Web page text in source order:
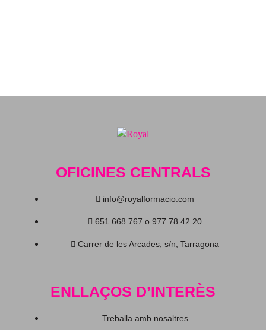
OFICINES CENTRALS
info@royalformacio.com
651 668 767 o 977 78 42 20
Carrer de les Arcades, s/n, Tarragona
ENLLAÇOS D’INTERÈS
Treballa amb nosaltres